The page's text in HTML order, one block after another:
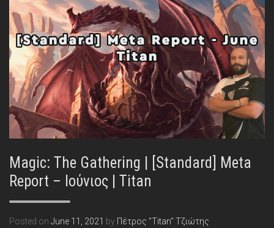
Magic: The Gathering | [Standard] Meta
Report – Ιούνιος | Titan
Posted on June 11, 2021 by Πέτρος "Titan" Τζιώτης